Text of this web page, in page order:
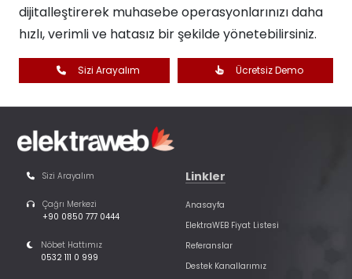
dijitalleştirerek muhasebe operasyonlarınızı daha
hızlı, verimli ve hatasız bir şekilde yönetebilirsiniz.​
Sizi Arayalım Ücretsiz Demo
Sizi Arayalım
Çağrı Merkezi
+90 0850 777 0444
Nöbet Hattımız
0532 111 0 999
Linkler
Anasayfa
ElektraWEB Fiyat Listesi
Referanslar
Destek Kanallarımız